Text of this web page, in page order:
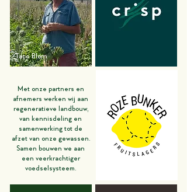
Taco Blom
Met onze partners en
afnemers werken wij aan
regeneratieve landbouw,
van kennisdeling en
samenwerking tot de
afzet van onze gewassen.
Samen bouwen we aan
een veerkrachtiger
voedselsysteem.